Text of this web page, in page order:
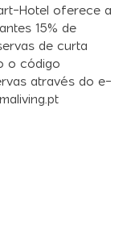
Hotel oferece a
15% de
de curta
o código
através do e-